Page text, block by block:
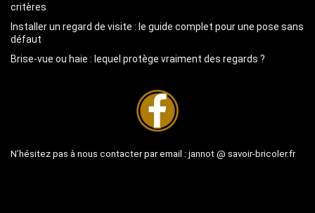
critères
Installer un regard de visite : le guide complet pour une pose sans
défaut
Brise-vue ou haie : lequel protège vraiment des regards ?
N’hésitez pas à nous contacter par email : jannot @ savoir-bricoler.fr